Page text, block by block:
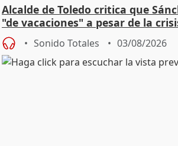
Alcalde de Toledo critica que
"de vacaciones" a pesar de la
Sonido Totales 03/08/2026